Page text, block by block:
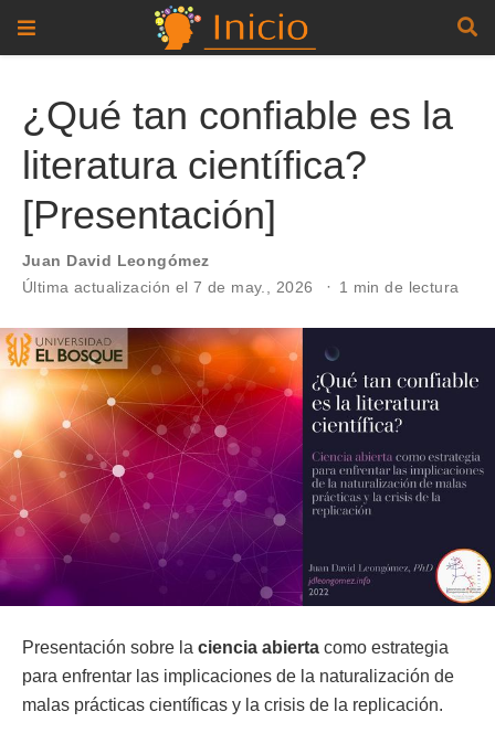
¿Qué tan confiable es la
literatura científica?
[Presentación]
Juan David Leongómez
Última actualización el 7 de may., 2026
1 min de lectura
Presentación sobre la ciencia abierta como estrategia
para enfrentar las implicaciones de la naturalización de
malas prácticas científicas y la crisis de la replicación.